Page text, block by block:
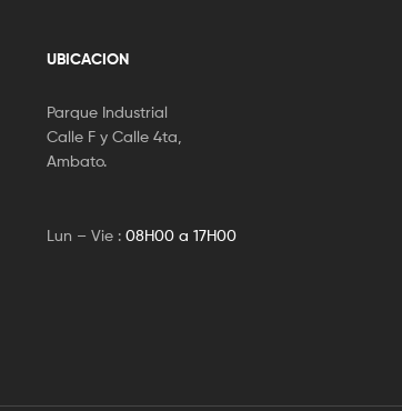
UBICACION
Parque Industrial
Calle F y Calle 4ta,
Ambato.
Lun – Vie : 08H00 a 17H00